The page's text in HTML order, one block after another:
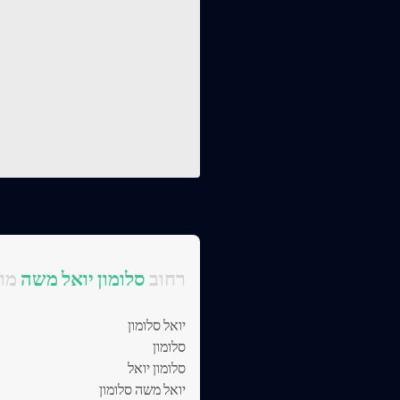
:רחוב סלומון יואל משה
יואל סלומון
סלומון
סלומון יואל
יואל משה סלומון